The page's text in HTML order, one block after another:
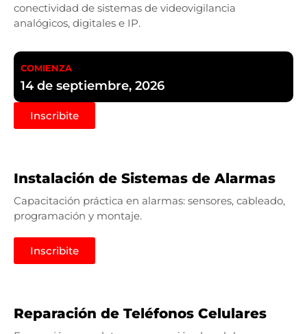
conectividad de sistemas de videovigilancia
analógicos, digitales e IP.
COMIENZA
14 de septiembre, 2026
Inscribite
Instalación de Sistemas de Alarmas
Capacitación práctica en alarmas: sensores, cableado,
programación y montaje.
Inscribite
Reparación de Teléfonos Celulares